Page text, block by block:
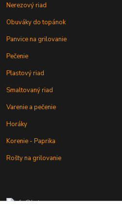
Nerezový riad
Obuváky do topánok
Panvice na grilovanie
Pečenie
Plastový riad
Smaltovaný riad
Varenie a pečenie
Horáky
Korenie - Paprika
Rošty na grilovanie
+421 902 212 007